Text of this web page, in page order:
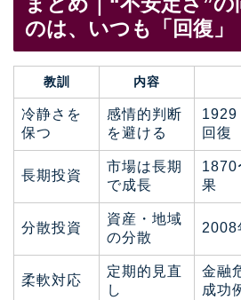
のは、いつも「回復」
教訓 内容
冷静さを
保つ
感情的判断
を避ける
1929
回復
長期投資
市場は長期
で成長
1870
果
分散投資
資産・地域
の分散
2008
柔軟対応
定期的見直
し
金融
成功